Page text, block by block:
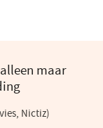
maar
Nictiz)